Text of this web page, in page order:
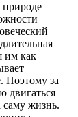
им как
Поэтому за
двигаться
саму жизнь.